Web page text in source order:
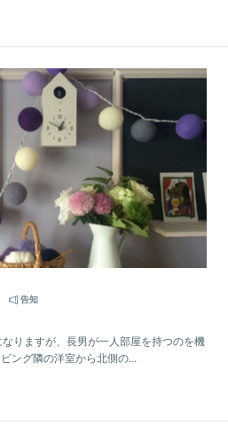
告知
りますが、長男が一人部屋を持つのを機
ング隣の洋室から北側の...